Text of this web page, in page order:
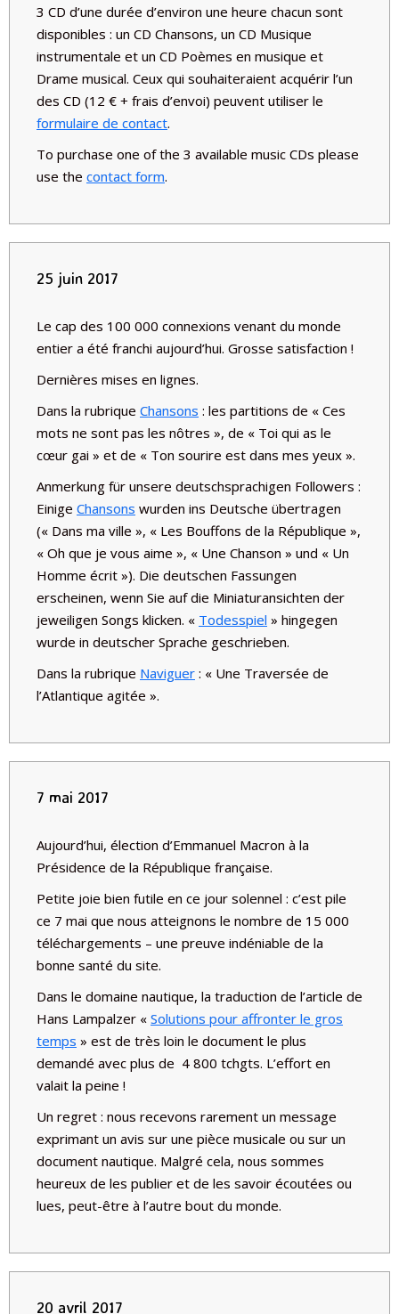
3 CD d’une durée d’environ une heure chacun sont
disponibles : un CD Chansons, un CD Musique
instrumentale et un CD Poèmes en musique et
Drame musical. Ceux qui souhaiteraient acquérir l’un
des CD (12 € + frais d’envoi) peuvent utiliser le
formulaire de contact.
To purchase one of the 3 available music CDs please
use the contact form.
25 juin 2017
Le cap des 100 000 connexions venant du monde
entier a été franchi aujourd’hui. Grosse satisfaction !
Dernières mises en lignes.
Dans la rubrique Chansons : les partitions de « Ces
mots ne sont pas les nôtres », de « Toi qui as le
cœur gai » et de « Ton sourire est dans mes yeux ».
Anmerkung für unsere deutschsprachigen Followers :
Einige Chansons wurden ins Deutsche übertragen
(« Dans ma ville », « Les Bouffons de la République »,
« Oh que je vous aime », « Une Chanson » und « Un
Homme écrit »). Die deutschen Fassungen
erscheinen, wenn Sie auf die Miniaturansichten der
jeweiligen Songs klicken. « Todesspiel » hingegen
wurde in deutscher Sprache geschrieben.
Dans la rubrique Naviguer : « Une Traversée de
l’Atlantique agitée ».
7 mai 2017
Aujourd’hui, élection d’Emmanuel Macron à la
Présidence de la République française.
Petite joie bien futile en ce jour solennel : c’est pile
ce 7 mai que nous atteignons le nombre de 15 000
téléchargements – une preuve indéniable de la
bonne santé du site.
Dans le domaine nautique, la traduction de l’article de
Hans Lampalzer « Solutions pour affronter le gros
temps » est de très loin le document le plus
demandé avec plus de 4 800 tchgts. L’effort en
valait la peine !
Un regret : nous recevons rarement un message
exprimant un avis sur une pièce musicale ou sur un
document nautique. Malgré cela, nous sommes
heureux de les publier et de les savoir écoutées ou
lues, peut-être à l’autre bout du monde.
20 avril 2017